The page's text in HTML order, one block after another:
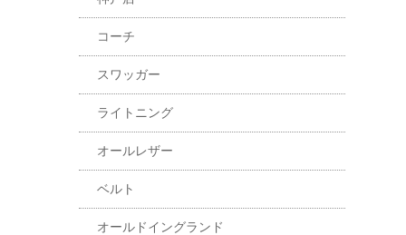
コーチ
スワッガー
ライトニング
オールレザー
ベルト
オールドイングランド